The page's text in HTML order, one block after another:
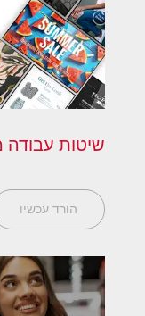
שיטות עבודה
הורד עכשיו